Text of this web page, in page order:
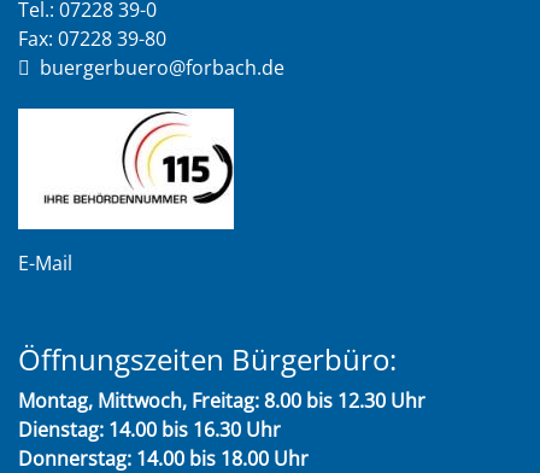
Tel.: 07228 39-0
Fax: 07228 39-80
buergerbuero@forbach.de
E-Mail
Öffnungszeiten Bürgerbüro:
Montag, Mittwoch, Freitag: 8.00 bis 12.30 Uhr
Dienstag: 14.00 bis 16.30 Uhr
Donnerstag: 14.00 bis 18.00 Uhr